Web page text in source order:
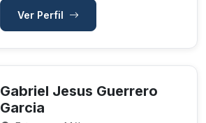
Ver Perfil
Gabriel Jesus Guerrero
Garcia